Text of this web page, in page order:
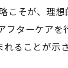
こそが、理
フターケア
ることが示さ